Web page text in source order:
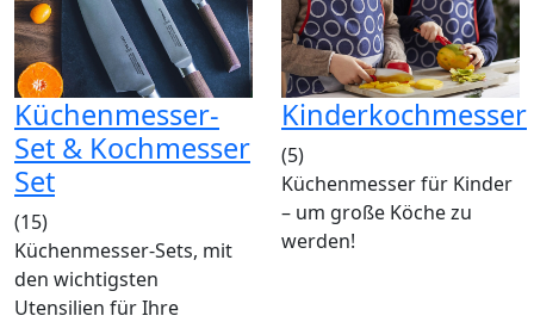
Küchenmesser-
Set & Kochmesser
Set
(15)
Küchenmesser-Sets, mit
den wichtigsten
Utensilien für Ihre
Kinderkochmesser
(5)
Küchenmesser für Kinder
– um große Köche zu
werden!